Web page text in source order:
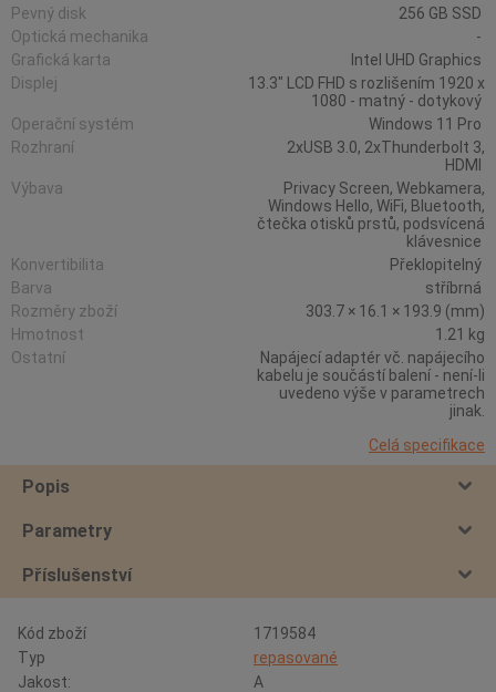
Pevný disk
256 GB SSD
Optická mechanika
-
Grafická karta
Intel UHD Graphics
Displej
13.3" LCD FHD s rozlišením 1920 x
1080 - matný - dotykový
Operační systém
Windows 11 Pro
Rozhraní
2xUSB 3.0, 2xThunderbolt 3,
HDMI
Výbava
Privacy Screen, Webkamera,
Windows Hello, WiFi, Bluetooth,
čtečka otisků prstů, podsvícená
klávesnice
Konvertibilita
Překlopitelný
Barva
stříbrná
Rozměry zboží
303.7 × 16.1 × 193.9 (mm)
Hmotnost
1.21 kg
Ostatní
Napájecí adaptér vč. napájecího
kabelu je součástí balení - není-li
uvedeno výše v parametrech
jinak.
Celá specifikace
Popis
Parametry
Příslušenství
Kód zboží
1719584
Typ
repasované
Jakost:
A